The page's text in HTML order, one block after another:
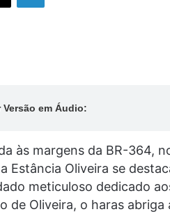
Versão em Áudio:
às margens da BR-364,
Estância Oliveira se
meticuloso dedicado
de Oliveira, o haras